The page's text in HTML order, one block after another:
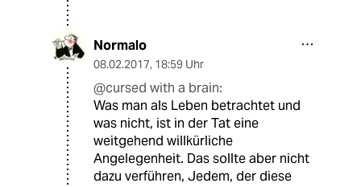
Normalo
08.02.2017, 18:59 Uhr
@cursed with a brain:
Was man als Leben betrachtet und
was nicht, ist in der Tat eine
weitgehend willkürliche
Angelegenheit. Das sollte aber nicht
dazu verführen, Jedem, der diese